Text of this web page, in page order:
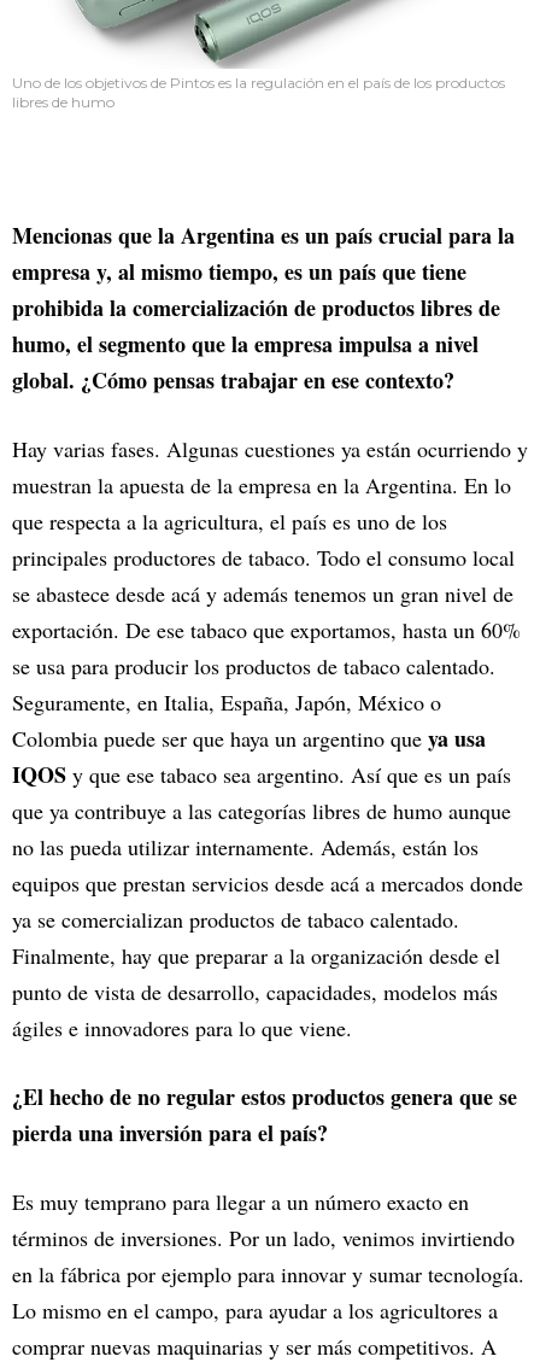
Uno de los objetivos de Pintos es la regulación en el país de los productos
libres de humo
Mencionas que la Argentina es un país crucial para la
empresa y, al mismo tiempo, es un país que tiene
prohibida la comercialización de productos libres de
humo, el segmento que la empresa impulsa a nivel
global. ¿Cómo pensas trabajar en ese contexto?
Hay varias fases. Algunas cuestiones ya están ocurriendo y
muestran la apuesta de la empresa en la Argentina. En lo
que respecta a la agricultura, el país es uno de los
principales productores de tabaco. Todo el consumo local
se abastece desde acá y además tenemos un gran nivel de
exportación. De ese tabaco que exportamos, hasta un 60%
se usa para producir los productos de tabaco calentado.
Seguramente, en Italia, España, Japón, México o
Colombia puede ser que haya un argentino que ya usa
IQOS y que ese tabaco sea argentino. Así que es un país
que ya contribuye a las categorías libres de humo aunque
no las pueda utilizar internamente. Además, están los
equipos que prestan servicios desde acá a mercados donde
ya se comercializan productos de tabaco calentado.
Finalmente, hay que preparar a la organización desde el
punto de vista de desarrollo, capacidades, modelos más
ágiles e innovadores para lo que viene.
¿El hecho de no regular estos productos genera que se
pierda una inversión para el país?
Es muy temprano para llegar a un número exacto en
términos de inversiones. Por un lado, venimos invirtiendo
en la fábrica por ejemplo para innovar y sumar tecnología.
Lo mismo en el campo, para ayudar a los agricultores a
comprar nuevas maquinarias y ser más competitivos. A